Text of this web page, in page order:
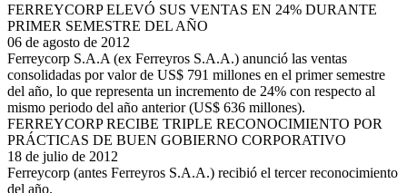
FERREYCORP ELEVÓ SUS VENTAS EN 24% DURANTE
PRIMER SEMESTRE DEL AÑO
06 de agosto de 2012
Ferreycorp S.A.A (ex Ferreyros S.A.A.) anunció las ventas
consolidadas por valor de US$ 791 millones en el primer semestre
del año, lo que representa un incremento de 24% con respecto al
mismo periodo del año anterior (US$ 636 millones).
FERREYCORP RECIBE TRIPLE RECONOCIMIENTO POR
PRÁCTICAS DE BUEN GOBIERNO CORPORATIVO
18 de julio de 2012
Ferreycorp (antes Ferreyros S.A.A.) recibió el tercer reconocimiento
del año.